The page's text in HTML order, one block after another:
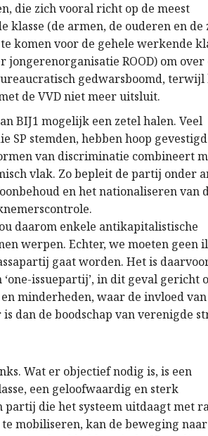
die zich vooral richt op de meest
klasse (de armen, de ouderen en de
komen voor de gehele werkende
ROOD) om over
gedwarsboomd, terwijl
de VVD niet meer uitsluit.
BIJ1 mogelijk een zetel halen. Veel
SP stemden, hebben hoop
van discriminatie combineert
vlak. Zo bepleit de partij onder
en het nationaliseren van
daarom enkele antikapitalistische
werpen. Echter, we moeten geen
gaat worden. Het is
issuepartij’, in dit geval gericht
minderheden, waar de invloed van
dan de boodschap van verenigde
Wat er objectief nodig is, is een
een geloofwaardig en sterk
die het systeem uitdaagt met
mobiliseren, kan de beweging